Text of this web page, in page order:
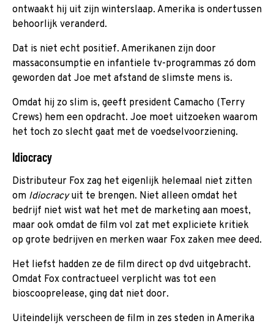
ontwaakt hij uit zijn winterslaap. Amerika is ondertussen
behoorlijk veranderd.
Dat is niet echt positief. Amerikanen zijn door
massaconsumptie en infantiele tv-programmas zó dom
geworden dat Joe met afstand de slimste mens is.
Omdat hij zo slim is, geeft president Camacho (Terry
Crews) hem een opdracht. Joe moet uitzoeken waarom
het toch zo slecht gaat met de voedselvoorziening.
Idiocracy
Distributeur Fox zag het eigenlijk helemaal niet zitten
om Idiocracyuit te brengen. Niet alleen omdat het
bedrijf niet wist wat het met de marketing aan moest,
maar ook omdat de film vol zat met expliciete kritiek
op grote bedrijven en merken waar Fox zaken mee deed.
Het liefst hadden ze de film direct op dvd uitgebracht.
Omdat Fox contractueel verplicht was tot een
bioscooprelease, ging dat niet door.
Uiteindelijk verscheen de film in zes steden in Amerika